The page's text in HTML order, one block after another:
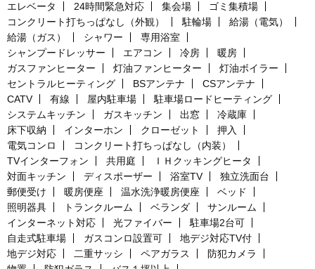
エレベータ
24時間緊急対応 集会場
ゴミ集積場
コンクリート打ちっぱなし（外観）
駐輪場
給湯（電気）
給湯（ガス）
シャワー
専用浴室
シャンプードレッサー
エアコン 冷房
暖房
ガスファンヒーター
灯油ファンヒーター
灯油ボイラー
セントラルヒーティング
BSアンテナ
CSアンテナ
CATV
有線 屋内駐車場
駐車場ロードヒーティング
システムキッチン
ガスキッチン 出窓
冷蔵庫
床下収納
インターホン クローゼット
押入
電気コンロ
コンクリート打ちっぱなし（内装）
TVインターフォン
共用庭
ＩＨクッキングヒータ
対面キッチン
ディスポーザー 浴室TV
独立洗面台
郵便受け
暖房便座 温水洗浄暖房便座
ベッド
照明器具
トランクルーム ベランダ
サンルーム
インターネット対応
光ファイバー
駐車場2台可
自走式駐車場
ガスコンロ設置可
地デジ対応TV付
地デジ対応
二重サッシ ペアガラス
防犯カメラ